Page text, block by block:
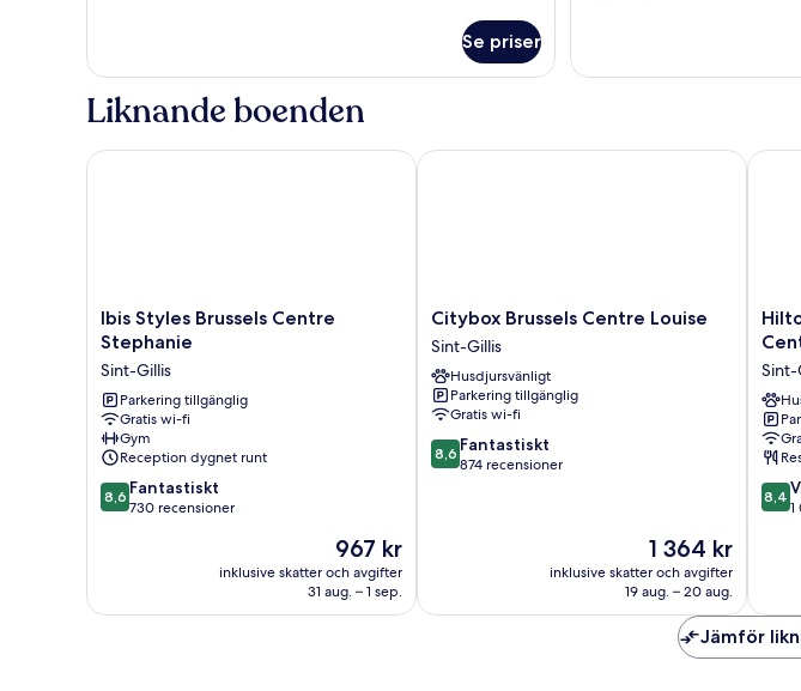
1
mot
Se priser
mot
rum
eller
Liknande boenden
Ibis
Styles
Brussels
Centre
Stephanie
Sint-
Gillis
Ibis Styles Brussels Centre
Stephanie
Sint-Gillis
Parkering tillgänglig
Gratis wi-fi
Gym
Reception dygnet runt
8.6
av
8,6 Fantastiskt
730 recensioner
Priset
är
967 kr
967 kr
inklusive skatter och avgifter
31 aug. – 1 sep.
Ibis Styles Brussels Centre Stephanie
Citybox
Brussels
Centre
Louise
Sint-
Gillis
Citybox Brussels Centre Louise
Sint-Gillis
Husdjursvänligt
Parkering tillgänglig
Gratis wi-fi
8.6
av
8,6 Fantastiskt
874 recensioner
Priset
är
1 364 kr
1 364 kr
inklusive skatter och avgifter
19 aug. – 20 aug.
Citybox Brussels Centre Louise
City
Sint-
Gillis
Sint-
8.4
av
8,4
Jämför